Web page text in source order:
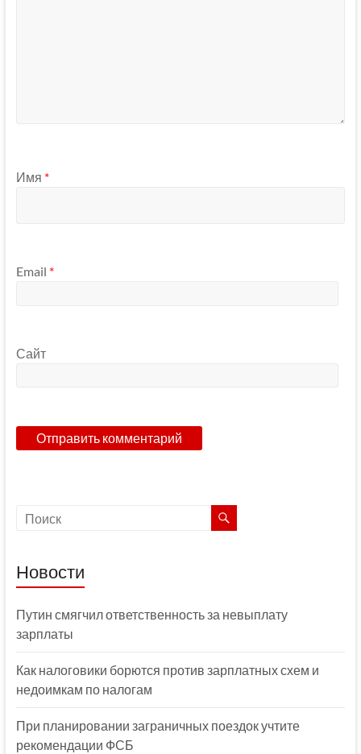
Имя *
Email *
Сайт
Новости
Путин смягчил ответственность за невыплату
зарплаты
Как налоговики борются против зарплатных схем и
недоимкам по налогам
При планировании заграничных поездок учтите
рекомендации ФСБ